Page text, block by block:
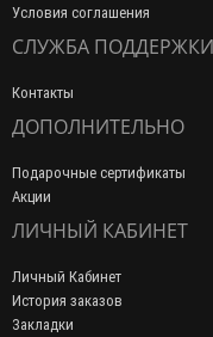
Условия соглашения
СЛУЖБА ПОДДЕРЖКИ
Контакты
ДОПОЛНИТЕЛЬНО
Подарочные сертификаты
Акции
ЛИЧНЫЙ КАБИНЕТ
Личный Кабинет
История заказов
Закладки